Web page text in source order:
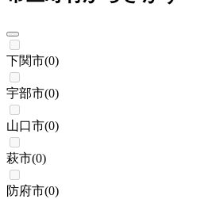
下関市(0)
宇部市(0)
山口市(0)
萩市(0)
防府市(0)